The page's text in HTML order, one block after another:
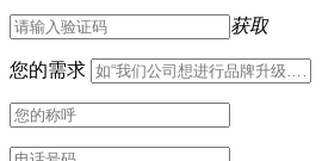
获取
您的需求